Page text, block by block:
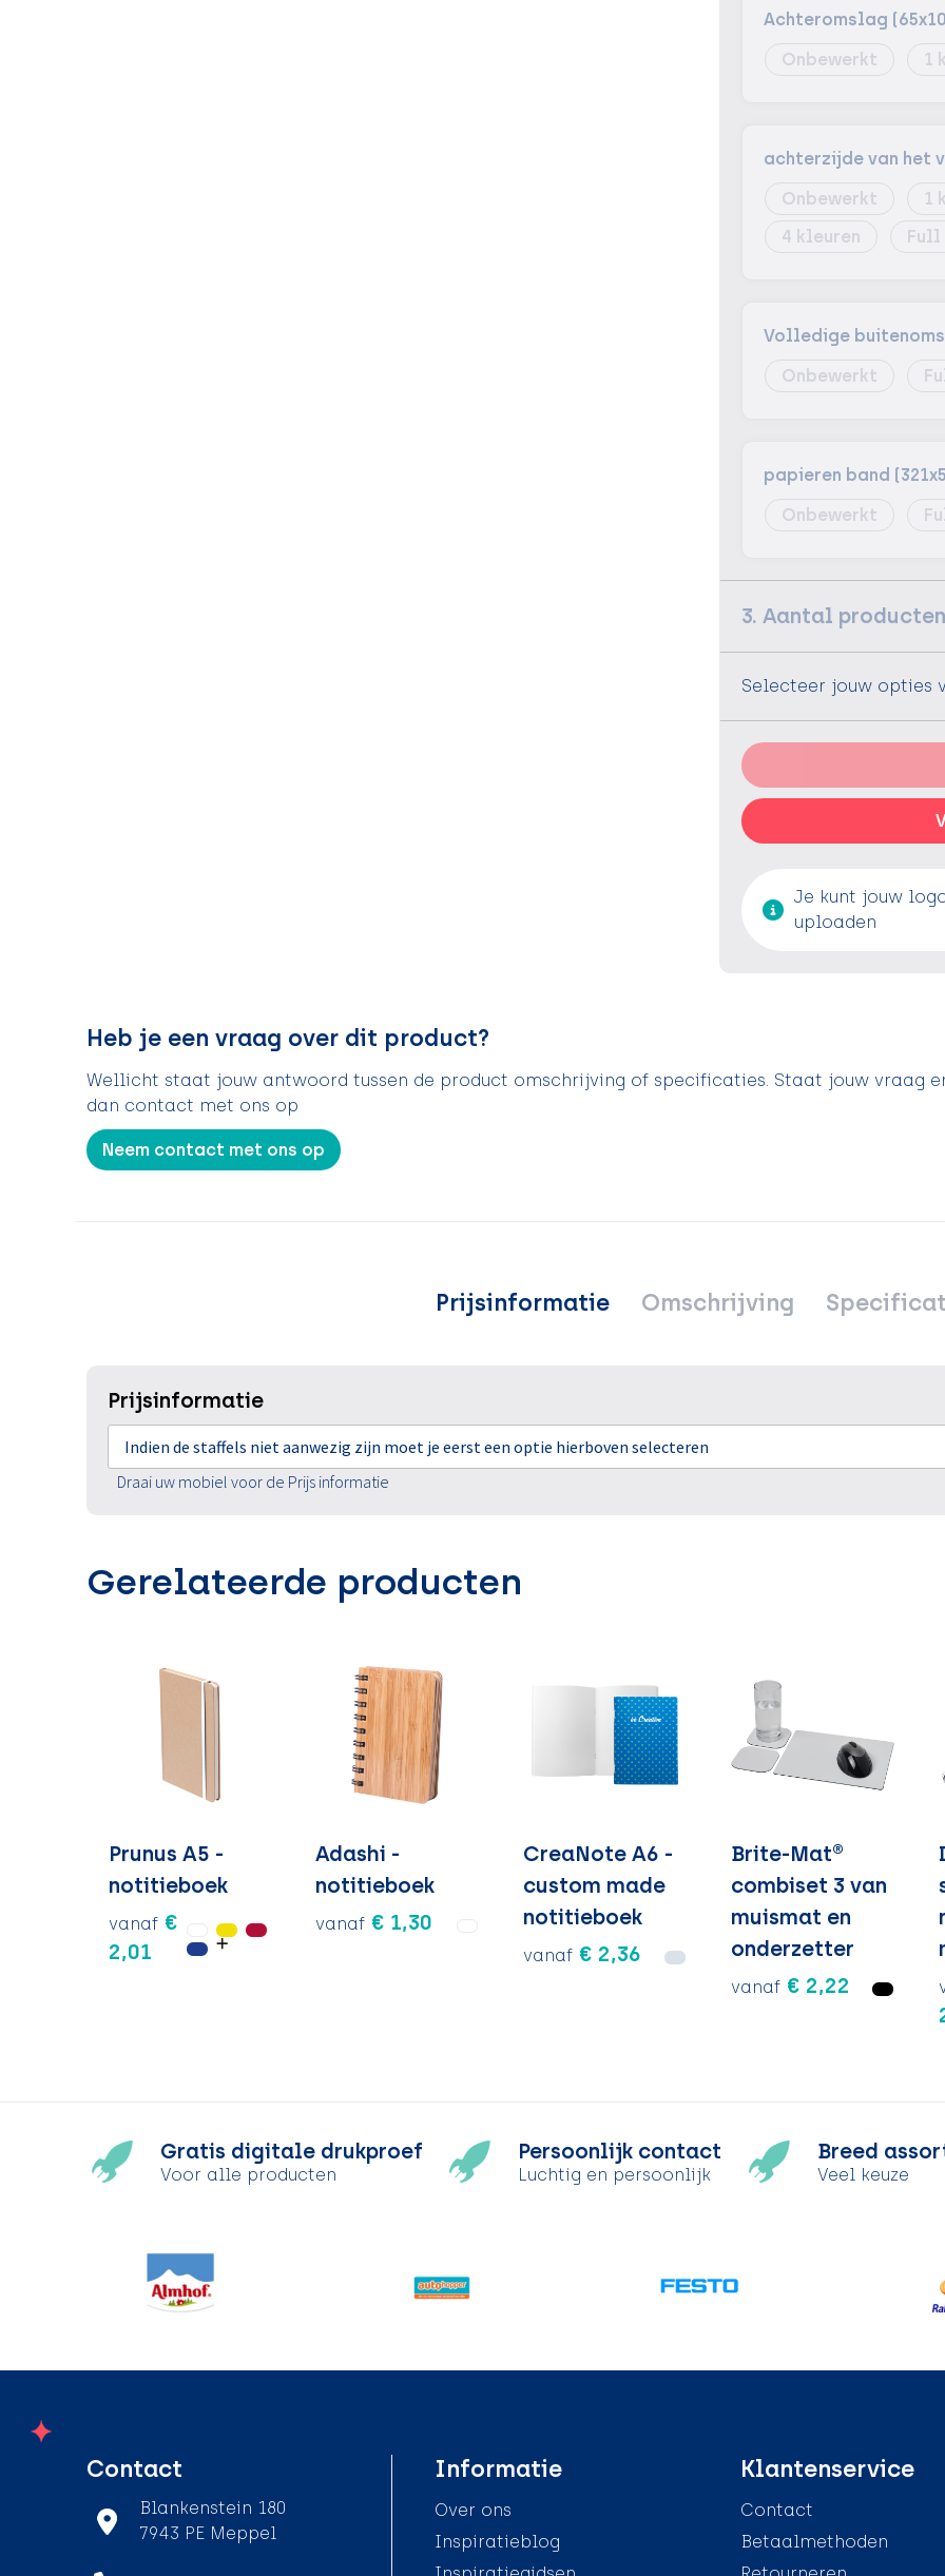
Achteromslag
Onbewerkt
1
achterzijde van het
Onbewerkt
1
4
Full
Volledige
Onbewerkt
papieren band
Onbewerkt
3. Aantal producten
Selecteer jouw opties
Je kunt jouw
uploaden
Heb je een vraag over dit product?
Wellicht staat jouw antwoord tussen de product omschrijving of specificaties. Staat jouw vraag
dan contact met ons op
Neem contact met ons op
Prijsinformatie Omschrijving
Prijsinformatie
Indien de staffels niet aanwezig zijn moet je eerst een optie hierboven selecteren
Draai uw mobiel voor de Prijs informatie
Gerelateerde producten
Prunus A5 -
notitieboek
vanaf €
2,01
Adashi -
notitieboek
vanaf € 1,30
CreaNote A6 -
custom made
notitieboek
vanaf € 2,36
Brite-Mat®
combiset 3 van
muismat en
onderzetter
vanaf € 2,22
Gratis digitale drukproef
Voor alle producten
Persoonlijk contact
Luchtig en persoonlijk
Breed
Veel keuze
Contact
Blankenstein 180
7943 PE Meppel
Informatie
Over ons
Inspiratieblog
Klantenservice
Contact
Betaalmethoden